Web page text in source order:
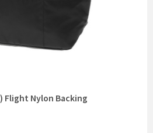
Flight Nylon Backing